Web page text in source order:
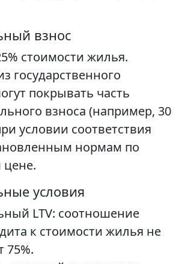
взнос
стоимости жилья.
государственного
покрывать часть
взноса (например, 30
условии соответствия
нормам по
условия
LTV: соотношение
к стоимости жилья не
75%.